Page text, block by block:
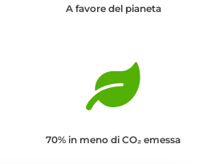
A favore del pianeta
70% in meno di CO₂ emessa